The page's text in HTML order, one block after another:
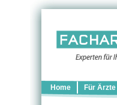
Home Für Ärzte